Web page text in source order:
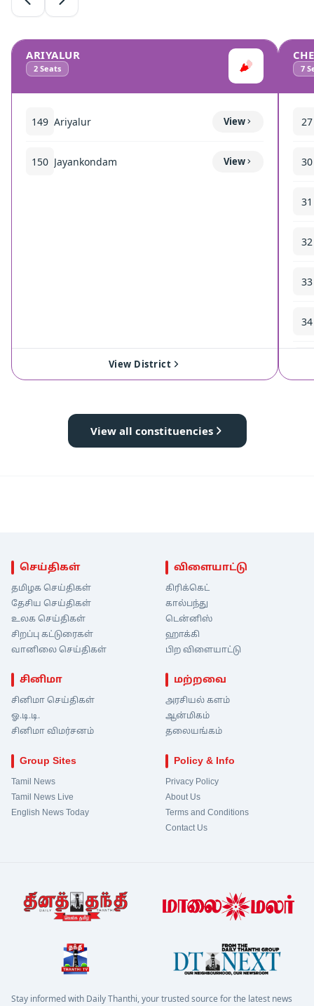
ARIYALUR
2 Seats
149 Ariyalur View
150 Jayankondam View
View District
7
27
30
31
32
33
34
View all constituencies
செய்திகள்
தமிழக செய்திகள்
தேசிய செய்திகள்
உலக செய்திகள்
சிறப்பு கட்டுரைகள்
வானிலை செய்திகள்
விளையாட்டு
கிரிக்கெட்
கால்பந்து
டென்னிஸ்
ஹாக்கி
பிற விளையாட்டு
சினிமா
சினிமா செய்திகள்
ஓ.டி.டி.
சினிமா விமர்சனம்
மற்றவை
அரசியல் களம்
ஆன்மிகம்
தலையங்கம்
Group Sites
Tamil News
Tamil News Live
English News Today
Policy & Info
Privacy Policy
About Us
Terms and Conditions
Contact Us
Stay informed with Daily Thanthi, your trusted source for the latest news